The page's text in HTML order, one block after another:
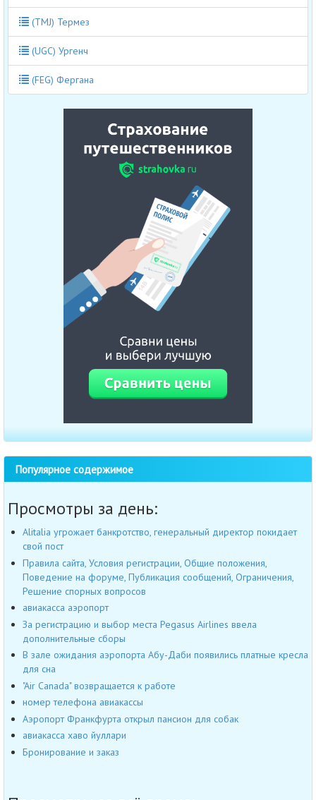
(TMJ) Термез
(UGC) Ургенч
(FEG) Фергана
Популярное содержимое
Просмотры за день:
Alitalia угрожает банкротство, генеральный директор покидает
свой пост
Правила сайта, Условия регистрации, Общие положения,
Поведение на форуме, Публикация сообщений, Ограничения,
Решение спорных вопросов
авиакасса аэропорт
За регистрацию и выбор места Pegasus Airlines ввела
дополнительные сборы
В зале ожидания аэропорта Абу-Даби появились платные кресла
для сна
"Air Canada" возвращается к работе
номер телефона авиакассы
Аэропорт Франкфурта открыл пансион для собак
авиакасса хаво йуллари
Бронирование и заказ